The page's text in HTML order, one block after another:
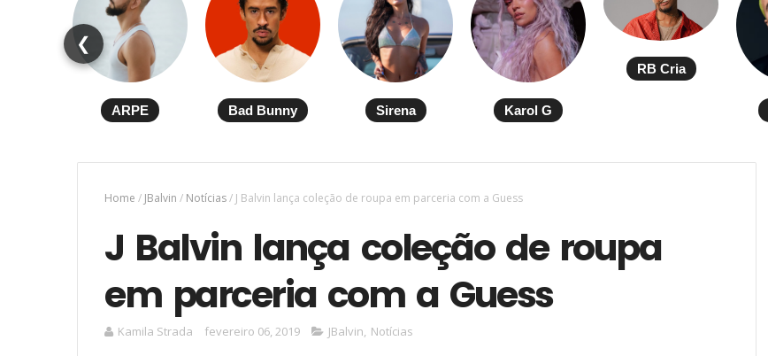
❮
ARPE Bad Bunny Sirena Karol G
RB Cria
Home / JBalvin / Notícias/ J Balvin lança coleção de roupa em parceria com a Guess
J Balvin lança coleção de roupa
em parceria com a Guess
Kamila Strada fevereiro 06, 2019 JBalvin, Notícias